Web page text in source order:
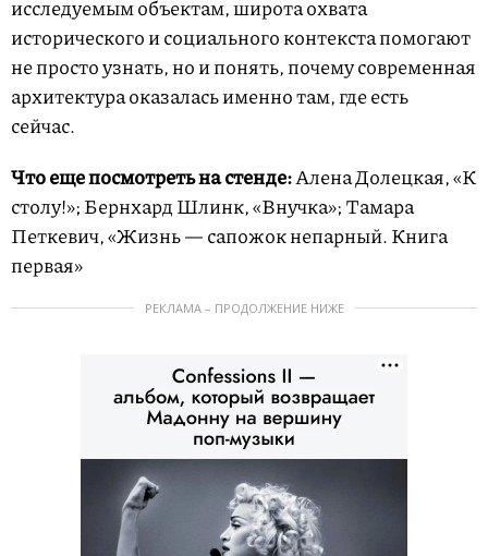
исследуемым объектам, широта охвата
исторического и социального контекста помогают
не просто узнать, но и понять, почему современная
архитектура оказалась именно там, где есть
сейчас.
Что еще посмотреть на стенде:Алена Долецкая, «К
столу!»; Бернхард Шлинк, «Внучка»; Тамара
Петкевич, «Жизнь — сапожок непарный. Книга
первая»
РЕКЛАМА – ПРОДОЛЖЕНИЕ НИЖЕ